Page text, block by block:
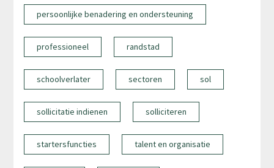
persoonlijke benadering en ondersteuning
professioneel randstad
schoolverlater sectoren sol
sollicitatie indienen solliciteren
startersfuncties talent en organisatie